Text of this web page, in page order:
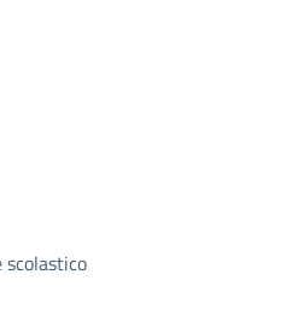
scolastico